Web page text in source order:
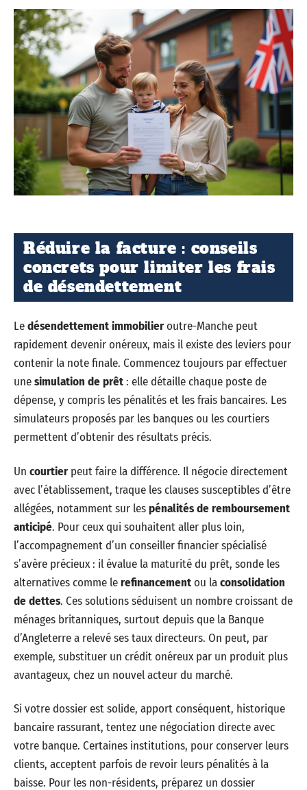
Réduire la facture : conseils
concrets pour limiter les frais
de désendettement
Ledésendettement immobilieroutre-Manche peut
rapidement devenir onéreux, mais il existe des leviers pour
contenir la note finale. Commencez toujours par effectuer
unesimulation de prêt: elle détaille chaque poste de
dépense, y compris les pénalités et les frais bancaires. Les
simulateurs proposés par les banques ou les courtiers
permettent d’obtenir des résultats précis.
Un courtierpeut faire la différence. Il négocie directement
avec l’établissement, traque les clauses susceptibles d’être
allégées, notamment sur lespénalités de remboursement
anticipé. Pour ceux qui souhaitent aller plus loin,
l’accompagnement d’un conseiller financier spécialisé
s’avère précieux : il évalue la maturité du prêt, sonde les
alternatives comme lerefinancementou laconsolidation
de dettes. Ces solutions séduisent un nombre croissant de
ménages britanniques, surtout depuis que la Banque
d’Angleterre a relevé ses taux directeurs. On peut, par
exemple, substituer un crédit onéreux par un produit plus
avantageux, chez un nouvel acteur du marché.
Si votre dossier est solide, apport conséquent, historique
bancaire rassurant, tentez une négociation directe avec
votre banque. Certaines institutions, pour conserver leurs
clients, acceptent parfois de revoir leurs pénalités à la
baisse. Pour les non-résidents, préparez un dossier